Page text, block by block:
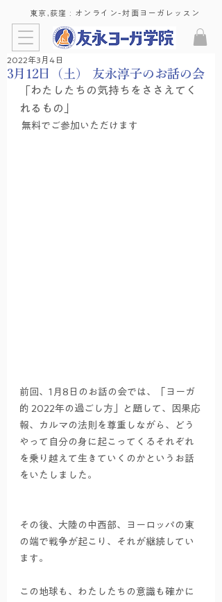
東京,荻窪 : ​オンライン-対面ヨーガレッスン
3月12日（土） 友永淳子のお話の会
2022年3月4日
「わたしたちの気持ちをささえてく
れるもの」
無料でご参加いただけます
前回、1月8日のお話の会では、「ヨーガ
的 2022年の過ごし方」と題して、因果応
報、カルマの法則を尊重しながら、どう
やって自分の身に起こってくるそれぞれ
を乗り越えて生きていくのかというお話
をいたしました。
その後、大陸の中西部、ヨーロッパの東
の端で戦争が起こり、それが継続してい
ます。
この地球も、わたしたちの意識も確かに